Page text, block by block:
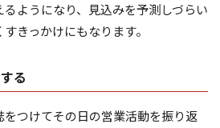
ようになり、見込みを予測しづらい
きっかけにもなります。
る
つけてその日の営業活動を振り返